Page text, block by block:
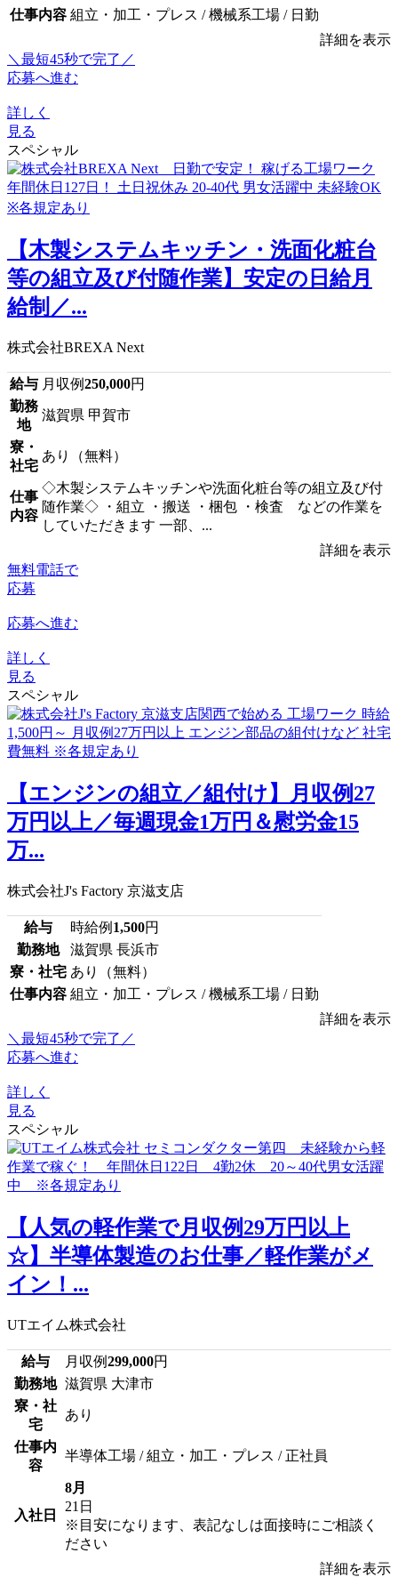
仕事内容 組立・加工・プレス / 機械系工場 / 日勤
詳細を表示
＼最短45秒で完了／
応募へ進む
詳しく
見る
スペシャル
【木製システムキッチン・洗面化粧台
等の組立及び付随作業】安定の日給月
給制／...
株式会社BREXA Next
給与 月収例250,000円
勤務
地
滋賀県 甲賀市
寮・
社宅
あり（無料）
仕事
内容
◇木製システムキッチンや洗面化粧台等の組立及び付
随作業◇ ・組立 ・搬送 ・梱包 ・検査 などの作業を
していただきます 一部、...
詳細を表示
無料電話で
応募
応募へ進む
詳しく
見る
スペシャル
【エンジンの組立／組付け】月収例27
万円以上／毎週現金1万円＆慰労金15
万...
株式会社J's Factory 京滋支店
給与 時給例 1,500円
勤務地
滋賀県 長浜市
寮・社宅 あり（無料）
仕事内容 組立・加工・プレス / 機械系工場 / 日勤
詳細を表示
＼最短45秒で完了／
応募へ進む
詳しく
見る
スペシャル
【人気の軽作業で月収例29万円以上
☆】半導体製造のお仕事／軽作業がメ
イン！...
UTエイム株式会社
給与 月収例299,000円
勤務地 滋賀県 大津市
寮・社
宅
あり
仕事内
容
半導体工場 / 組立・加工・プレス / 正社員
入社日
8月
21日
※目安になります、表記なしは面接時にご相談く
ださい
詳細を表示